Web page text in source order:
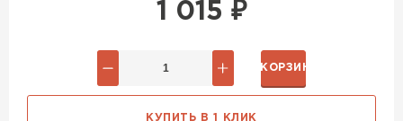
1 015 ₽
В КОРЗИНУ
КУПИТЬ В 1 КЛИК
ПЕРЕЙТИ